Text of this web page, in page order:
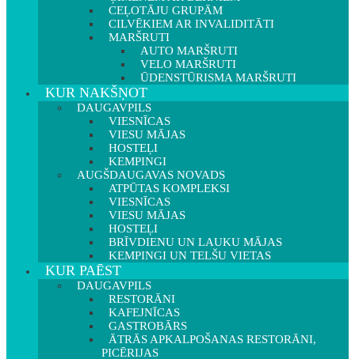
CEĻOTĀJU GRUPĀM
CILVĒKIEM AR INVALIDITĀTI
MARŠRUTI
AUTO MARŠRUTI
VELO MARŠRUTI
ŪDENSTŪRISMA MARŠRUTI
KUR NAKŠŅOT
DAUGAVPILS
VIESNĪCAS
VIESU MĀJAS
HOSTEĻI
KEMPINGI
AUGŠDAUGAVAS NOVADS
ATPŪTAS KOMPLEKSI
VIESNĪCAS
VIESU MĀJAS
HOSTEĻI
BRĪVDIENU UN LAUKU MĀJAS
KEMPINGI UN TELŠU VIETAS
KUR PAĒST
DAUGAVPILS
RESTORĀNI
KAFEJNĪCAS
GASTROBĀRS
ĀTRĀS APKALPOŠANAS RESTORĀNI,
PICĒRIJAS